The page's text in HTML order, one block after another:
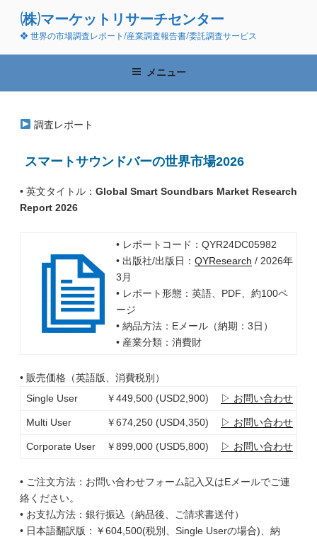
ン
(株)マーケットリサーチセンター
❖ 世界の市場調査レポート/産業調査報告書/委託調査サービス
メニュー
調査レポート
スマートサウンドバーの世界市場2026
• 英文タイトル： Global Smart Soundbars Market Research
Report 2026
• レポートコード：QYR24DC05982
• 出版社/出版日： QYResearch / 2026年
3月
• レポート形態：英語、PDF、約100ペ
ージ
• 納品方法：Eメール（納期：3日）
• 産業分類：消費財
• 販売価格（英語版、消費税別）
Single User
￥449,500 (USD2,900) ▷ お問い合わせ
Multi User ￥674,250 (USD4,350) ▷ お問い合わせ
Corporate User ￥899,000 (USD5,800) ▷ お問い合わせ
• ご注文方法：お問い合わせフォーム記入又はEメールでご連
絡ください。
• お支払方法：銀行振込（納品後、ご請求書送付）
• 日本語翻訳版：￥604,500(税別、Single Userの場合)、納